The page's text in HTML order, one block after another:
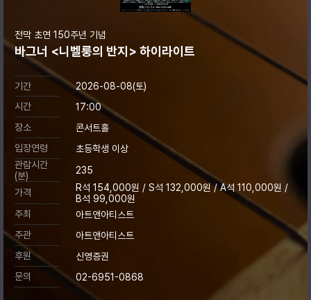
전막 초연 150주년 기념
바그너 <니벨룽의 반지> 하이라이트
기간
2026-08-08(토)
시간
17:00
장소
콘서트홀
입장연령
초등학생 이상
관람시간
(분)
235
가격
R석 154,000원 / S석 132,000원 / A석 110,000원 /
B석 99,000원
주최
아트앤아티스트
주관
아트앤아티스트
후원
신영증권
문의
02-6951-0868